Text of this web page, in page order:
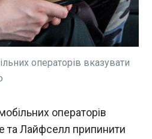
вперше у своїй
зіграє у фіналі
турніру WTA
матчу вона
у протистоянні з
прапором.
громадянам поїздки
операторів вказувати
операторів
та Лайфселл припинити